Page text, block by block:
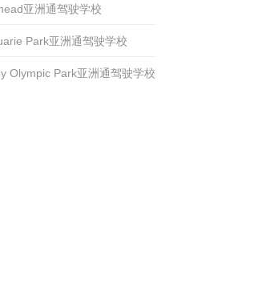
亚洲通驾驶学校
Park亚洲通驾驶学校
Olympic Park亚洲通驾驶学校